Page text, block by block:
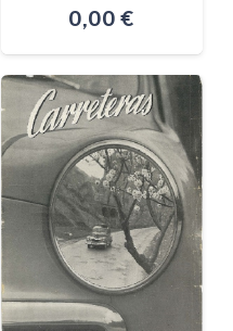
0,00 €